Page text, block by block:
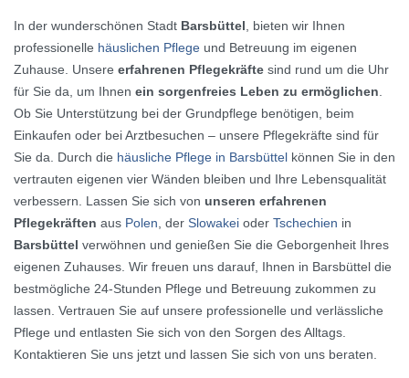
In der wunderschönen Stadt Barsbüttel, bieten wir Ihnen
professionelle häuslichen Pflege und Betreuung im eigenen
Zuhause. Unsere erfahrenen Pflegekräfte sind rund um die Uhr
für Sie da, um Ihnen ein sorgenfreies Leben zu ermöglichen.
Ob Sie Unterstützung bei der Grundpflege benötigen, beim
Einkaufen oder bei Arztbesuchen – unsere Pflegekräfte sind für
Sie da. Durch die häusliche Pflege in Barsbüttel können Sie in den
vertrauten eigenen vier Wänden bleiben und Ihre Lebensqualität
verbessern. Lassen Sie sich von unseren erfahrenen
Pflegekräften aus Polen, der Slowakei oder Tschechien in
Barsbüttel verwöhnen und genießen Sie die Geborgenheit Ihres
eigenen Zuhauses. Wir freuen uns darauf, Ihnen in Barsbüttel die
bestmögliche 24-Stunden Pflege und Betreuung zukommen zu
lassen. Vertrauen Sie auf unsere professionelle und verlässliche
Pflege und entlasten Sie sich von den Sorgen des Alltags.
Kontaktieren Sie uns jetzt und lassen Sie sich von uns beraten.